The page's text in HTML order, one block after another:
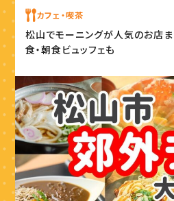
カフェ・喫茶
松山でモーニングが人気のお店
食・朝食ビュッフェも